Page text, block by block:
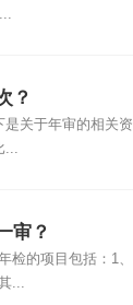
？
是关于年审的相关资
...
审？
检的项目包括：1、
...